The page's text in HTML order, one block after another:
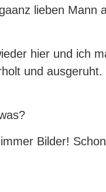
lieben Mann
hier und ich
und
Bilder!